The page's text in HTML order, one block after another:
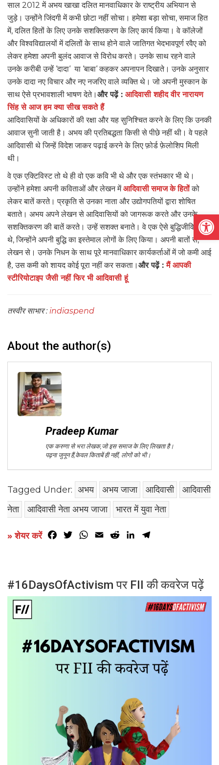
साल 2012में अभय खाखा दलित मानवाधिकार के राष्ट्रीय अभियान से
जुड़े। उन्होंने जिंदगी में कभी छोटा नहीं सोचा। हमेशा बड़ा सोचा,समाज हित
में,दलित हितों के लिए उनके सशक्तिकरण के लिए कार्य किया। वे कॉलेजों
और विश्वविद्यालयों में दलितों के साथ होने वाले जातिगत भेदभावपूर्ण रवैए को
लेकर हमेशा अपनी बुलंद आवाज से विरोध करते। उनके साथ रहने वाले
उनके करीबी उन्हें ‘दादा‘ या ‘बाबा‘कहकर अपनापन दिखाते। उनके अनुसार
उनके दादा नए विचार और नए नजरिए वाले व्यक्ति थे। जो अपनी मुस्कान के
साथ ऐसे प्रभावशाली भाषण देते। और पढ़ें : आदिवासी शहीद वीर नारायण
सिंह से आज हम क्या सीख सकते हैं
आदिवासियों के अधिकारों की रक्षा और यह सुनिश्चित करने के लिए कि उनकी
आवाज सुनी जाती है। अभय की प्रतिबद्धता किसी से पीछे नहीं थी। वे पहले
आदिवासी थे जिन्हें विदेश जाकर पढ़ाई करने के लिए फ़ोर्ड फ़ेलोशिप मिली
थी।
वे एक एक्टिविस्ट तो थे ही वो एक कवि भी थे और एक स्तंभकार भी थे।
उन्होंने हमेशा अपनी कविताओं और लेखन मेंआदिवासी समाज के हितों को
लेकर बातें करते। प्रकृति से उनका नाता और उद्योगपतियों द्वारा शोषित
बताते। अभय अपने लेखन से आदिवासियों को जागरूक करते और उनके
सशक्तिकरण की बातें करते। उन्हें सशक्त बनाते। वे एक ऐसे बुद्धिजीवियों में
थे,जिन्होंने अपनी बुद्धि का इस्तेमाल लोगों के लिए किया। अपनी बातों से,
लेखन से।उनके निधन के साथ पूरे मानवाधिकार कार्यकर्ताओं में जो कमी आई
है, उस कमी को शायद कोई पूरा नहीं कर सकता। और पढ़ें :मैं आपकी
स्टीरियोटाइप जैसी नहीं फिर भी आदिवासी हूं
तस्वीर साभार : indiaspend
About the author(s)
Pradeep Kumar
एक करुणा से भरा लेखक,जो इस समाज के लिए लिखता है।
पढ़ना जुनून हैं,केवल किताबें ही नहीं, लोगों को भी।
Tagged Under: अभय अभय जाजा आदिवासी
आदिवासी
नेता
आदिवासी नेता अभय जाजा भारत में युवा नेता
» शेयर करें Facebook
TwitterWhatsApp
Email RedditLinkedIn
#16DaysOfActivism पर FII की कवरेज पढ़ें